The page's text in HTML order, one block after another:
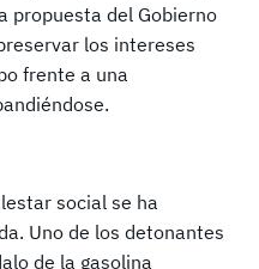
propuesta del Gobierno
los intereses
frente a una
social se ha
Uno de los detonantes
de la gasolina